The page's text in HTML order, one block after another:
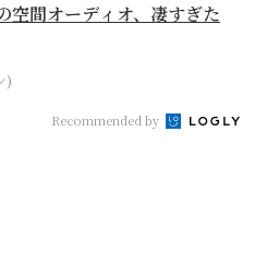
空間オーディオ、凄すぎた
)
Recommended by